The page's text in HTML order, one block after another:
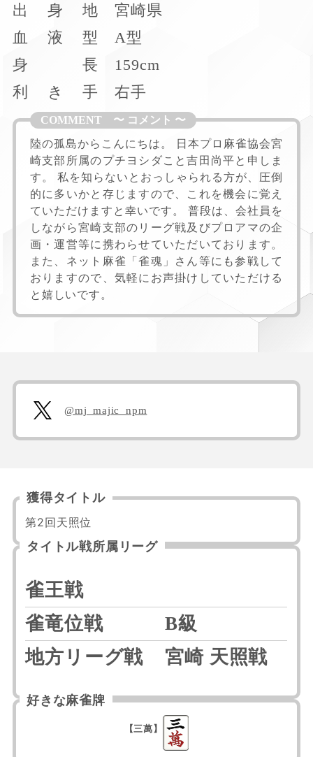
出
身 地
宮崎県
血
液 型
A型
身
長
159cm
利
き 手 右手
陸の孤島からこんにちは。 日本プロ麻雀協会宮
崎支部所属のプチヨシダこと吉田尚平と申しま
す。 私を知らないとおっしゃられる方が、圧倒
的に多いかと存じますので、これを機会に覚え
ていただけますと幸いです。 普段は、会社員を
しながら宮崎支部のリーグ戦及びプロアマの企
画・運営等に携わらせていただいております。
また、ネット麻雀「雀魂」さん等にも参戦して
おりますので、気軽にお声掛けしていただける
と嬉しいです。
@mj_majic_npm
獲得タイトル
第2回天照位
タイトル戦所属リーグ
雀王戦
雀竜位戦
B級
地方リーグ戦
宮崎 天照戦
好きな麻雀牌
【三萬】